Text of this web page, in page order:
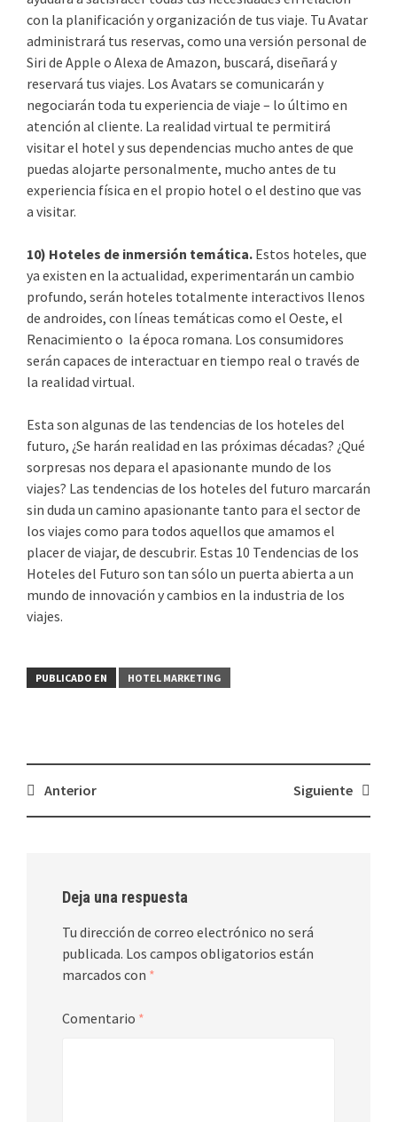
con la planificación y organización de tus viaje. Tu Avatar
administrará tus reservas, como una versión personal de
Siri de Apple o Alexa de Amazon, buscará, diseñará y
reservará tus viajes. Los Avatars se comunicarán y
negociarán toda tu experiencia de viaje – lo último en
atención al cliente. La realidad virtual te permitirá
visitar el hotel y sus dependencias mucho antes de que
puedas alojarte personalmente, mucho antes de tu
experiencia física en el propio hotel o el destino que vas
a visitar.
10) Hoteles de inmersión temática. Estos hoteles, que
ya existen en la actualidad, experimentarán un cambio
profundo, serán hoteles totalmente interactivos llenos
de androides, con líneas temáticas como el Oeste, el
Renacimiento o la época romana. Los consumidores
serán capaces de interactuar en tiempo real o través de
la realidad virtual.
Esta son algunas de las tendencias de los hoteles del
futuro, ¿Se harán realidad en las próximas décadas? ¿Qué
sorpresas nos depara el apasionante mundo de los
viajes? Las tendencias de los hoteles del futuro marcarán
sin duda un camino apasionante tanto para el sector de
los viajes como para todos aquellos que amamos el
placer de viajar, de descubrir. Estas 10 Tendencias de los
Hoteles del Futuro son tan sólo un puerta abierta a un
mundo de innovación y cambios en la industria de los
viajes.
PUBLICADO EN HOTEL MARKETING
Navegación
de
Anterior Siguiente
Deja una respuesta
Tu dirección de correo electrónico no será
publicada. Los campos obligatorios están
marcados con *
Comentario *